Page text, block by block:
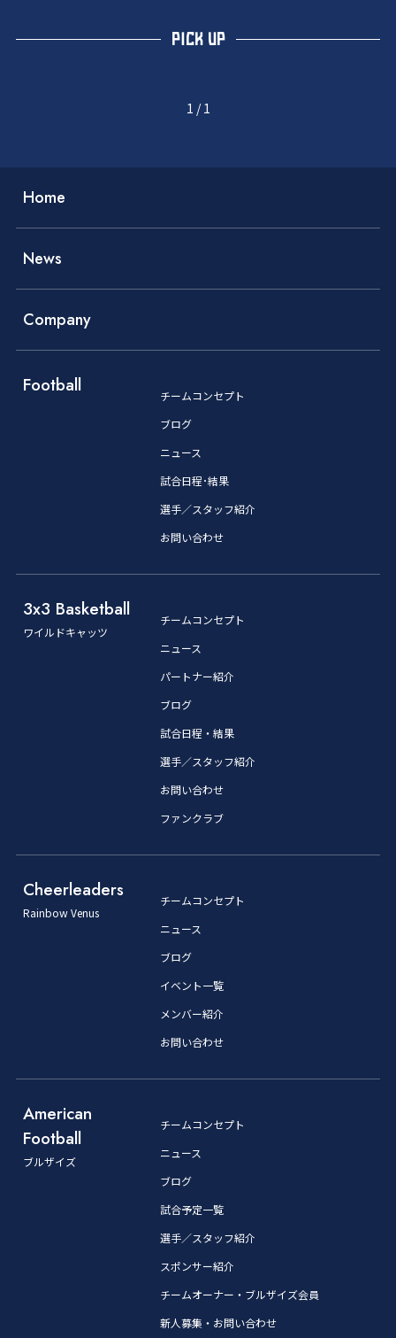
PICK UP
1 /1
Home
News
Company
Football
チームコンセプト
ブログ
ニュース
試合日程･結果
選手／スタッフ紹介
お問い合わせ
3x3 Basketball
ワイルドキャッツ
チームコンセプト
ニュース
パートナー紹介
ブログ
試合日程・結果
選手／スタッフ紹介
お問い合わせ
ファンクラブ
Cheerleaders
Rainbow Venus
チームコンセプト
ニュース
ブログ
イベント一覧
メンバー紹介
お問い合わせ
American
Football
ブルザイズ
チームコンセプト
ニュース
ブログ
試合予定一覧
選手／スタッフ紹介
スポンサー紹介
チームオーナー・ブルザイズ会員
新人募集・お問い合わせ